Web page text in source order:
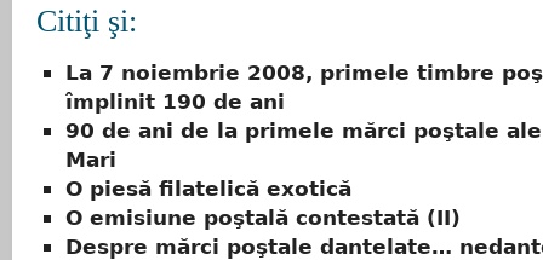
Citiţi şi:
La 7 noiembrie 2008, primele timbre
împlinit 190 de ani
90 de ani de la primele mărci poştale
Mari
O piesă filatelică exotică
O emisiune poştală contestată (II)
Despre mărci poştale dantelate…